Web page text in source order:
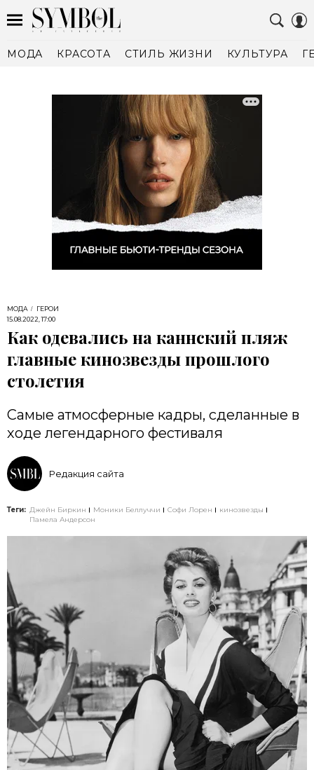
МОДА КРАСОТА СТИЛЬ ЖИЗНИ КУЛЬТУРА
МОДА
ГЕРОИ
15.08.2022, 17:00
Как одевались на каннский пляж
главные кинозвезды прошлого
столетия
Самые атмосферные кадры, сделанные в
ходе легендарного фестиваля
Редакция сайта
Теги: Джейн Биркин Моники Беллуччи Софи Лорен
кинозвезды
Памела Андерсон